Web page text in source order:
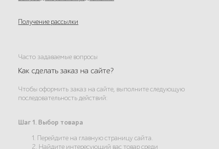
Получение рассылки
Часто задаваемые вопросы
Как сделать заказ на сайте?
Чтобы оформить заказ на сайте, выполните следующую
последовательность действий:
Шаг 1. Выбор товара
1. Перейдите на главную страницу сайта.
2. Найдите интересующий вас товар среди